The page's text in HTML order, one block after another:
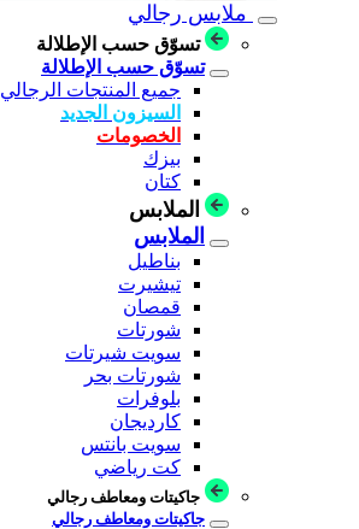
ملابس رجالي
تسوّق حسب الإطلالة
تسوّق حسب الإطلالة
جميع المنتجات الرجالي
السيزون الجديد
الخصومات
بيزك
كتان
الملابس
الملابس
بناطيل
تيشيرت
قمصان
شورتات
سويت شيرتات
شورتات بحر
بلوفرات
كارديجان
سويت بانتس
كت رياضي
جاكيتات ومعاطف رجالي
جاكيتات ومعاطف رجالي